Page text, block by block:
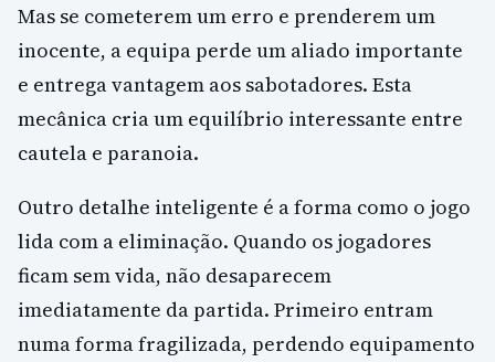
Mas se cometerem um erro e prenderem um
inocente, a equipa perde um aliado importante
e entrega vantagem aos sabotadores. Esta
mecânica cria um equilíbrio interessante entre
cautela e paranoia.
Outro detalhe inteligente é a forma como o jogo
lida com a eliminação. Quando os jogadores
ficam sem vida, não desaparecem
imediatamente da partida. Primeiro entram
numa forma fragilizada, perdendo equipamento